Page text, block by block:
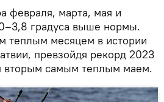
февраля, марта, мая и
градуса выше нормы.
теплым месяцем в истории
превзойдя рекорд 2023
вторым самым теплым маем.